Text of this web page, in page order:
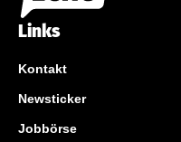
Links
Kontakt
Newsticker
Jobbörse